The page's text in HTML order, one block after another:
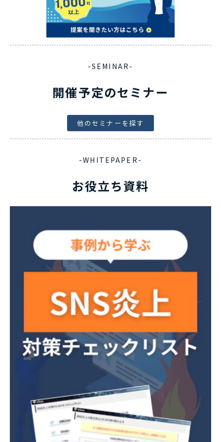
-SEMINAR-
開催予定のセミナー
他のセミナーを探す
-WHITEPAPER-
お役立ち資料